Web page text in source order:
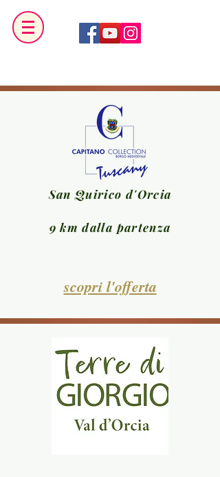
San Quirico d'Orcia
9 km dalla partenza
scopri l'offerta